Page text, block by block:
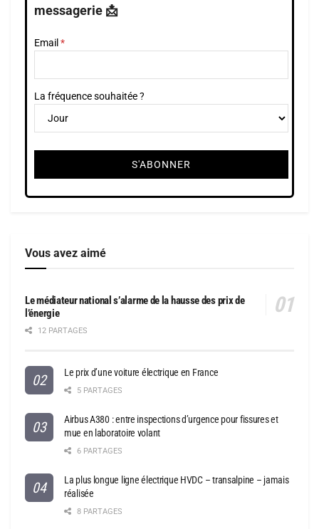
messagerie 📩
Email
La fréquence souhaitée ?
Vous avez aimé
Le médiateur national s’alarme de la hausse des prix de
l’énergie
12 PARTAGES
Le prix d’une voiture électrique en France
5 PARTAGES
Airbus A380 : entre inspections d’urgence pour fissures et
mue en laboratoire volant
6 PARTAGES
La plus longue ligne électrique HVDC – transalpine – jamais
réalisée
8 PARTAGES